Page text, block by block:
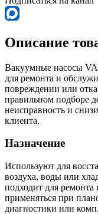
Описание
Вакуумные насосы
для ремонта и
повреждении или
правильном подборе
неисправность и
клиента.
Назначение
Используют для
воздуха, воды или
подходит для
применяться при
диагностики или